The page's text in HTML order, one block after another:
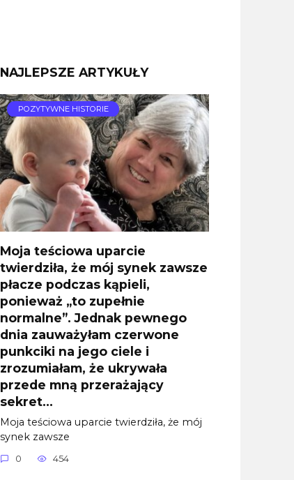
NAJLEPSZE ARTYKUŁY
POZYTYWNE HISTORIE
Moja teściowa uparcie
twierdziła, że mój synek zawsze
płacze podczas kąpieli,
ponieważ „to zupełnie
normalne”. Jednak pewnego
dnia zauważyłam czerwone
punkciki na jego ciele i
zrozumiałam, że ukrywała
przede mną przerażający
sekret…
Moja teściowa uparcie twierdziła, że mój
synek zawsze
0 454